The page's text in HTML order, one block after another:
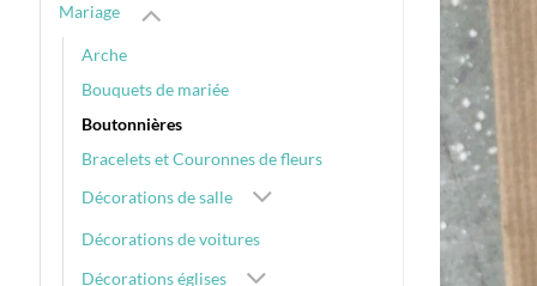
Mariage
Arche
Bouquets de mariée
Boutonnières
Bracelets et Couronnes de fleurs
Décorations de salle
Décorations de voitures
Décorations églises